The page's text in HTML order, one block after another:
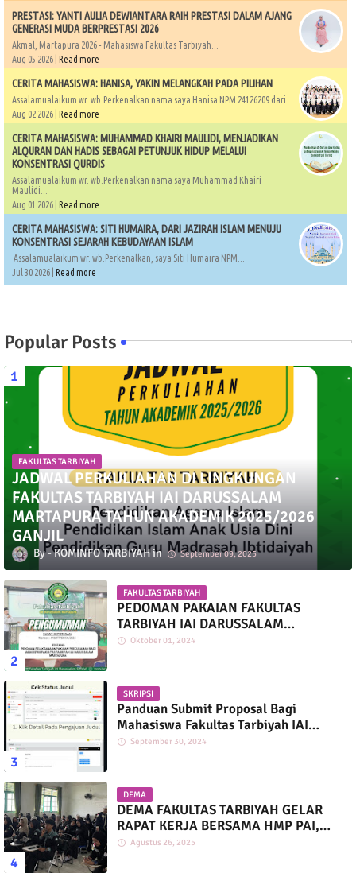
PRESTASI: YANTI AULIA DEWIANTARA RAIH PRESTASI DALAM AJANG
GENERASI MUDA BERPRESTASI 2026
Akmal, Martapura 2026 - Mahasiswa Fakultas Tarbiyah...
Aug 05 2026 | Read more
CERITA MAHASISWA: HANISA, YAKIN MELANGKAH PADA PILIHAN
Assalamualaikum wr. wb.Perkenalkan nama saya Hanisa NPM 24126209 dari...
Aug 02 2026 | Read more
CERITA MAHASISWA: MUHAMMAD KHAIRI MAULIDI, MENJADIKAN
ALQURAN DAN HADIS SEBAGAI PETUNJUK HIDUP MELALUI
KONSENTRASI QURDIS
Assalamualaikum wr. wb.Perkenalkan nama saya Muhammad Khairi
Maulidi...
Aug 01 2026 | Read more
CERITA MAHASISWA: SITI HUMAIRA, DARI JAZIRAH ISLAM MENUJU
KONSENTRASI SEJARAH KEBUDAYAAN ISLAM
Assalamualaikum wr. wb.Perkenalkan, saya Siti Humaira NPM...
Jul 30 2026 | Read more
Popular Posts
FAKULTAS TARBIYAH
JADWAL PERKULIAHAN DI LINGKUNGAN
FAKULTAS TARBIYAH IAI DARUSSALAM
MARTAPURA TAHUN AKADEMIK 2025/2026
GANJIL
KOMINFO TARBIYAH September 09, 2025
FAKULTAS TARBIYAH
PEDOMAN PAKAIAN FAKULTAS
TARBIYAH IAI DARUSSALAM
MARTAPURA
Oktober 01, 2024
SKRIPSI
Panduan Submit Proposal Bagi
Mahasiswa Fakultas Tarbiyah IAI
Darussalam
September 30, 2024
DEMA
DEMA FAKULTAS TARBIYAH GELAR
RAPAT KERJA BERSAMA HMP PAI,
PGMI, DAN PIAUD
Agustus 26, 2025